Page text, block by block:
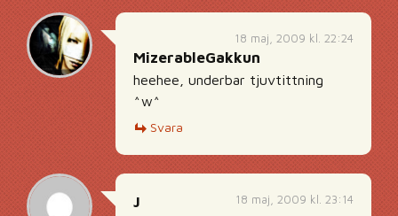
18 maj, 2009 kl. 22:24
MizerableGakkun
heehee, underbar tjuvtittning
^w^
Svara
18 maj, 2009 kl. 23:14
J